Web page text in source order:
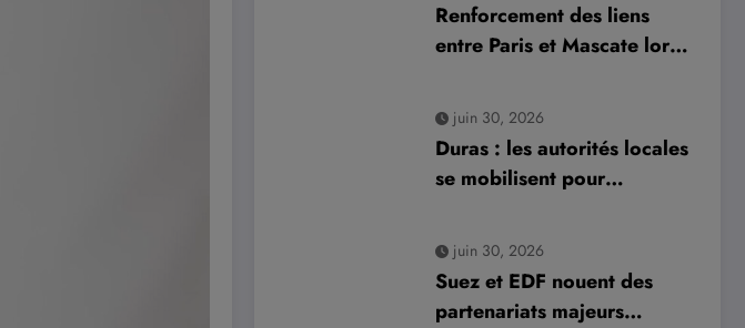
Renforcement des liens
entre Paris et Mascate lors
sultan d’Oman
juin 30, 2026
Duras : les autorités locales
se mobilisent pour
risques et moderniser les
infrastructures
juin 30, 2026
Suez et EDF nouent des
partenariats majeurs